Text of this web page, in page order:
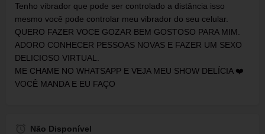
Tenho vibrador que pode ser controlado a distância isso
mesmo você pode controlar meu vibrador do seu celular.
QUERO FAZER VOCE GOZAR BEM GOSTOSO PARA MIM.
ADORO CONHECER PESSOAS NOVAS E FAZER UM SEXO
DELICIOSO VIRTUAL.
ME CHAME NO WHATSAPP E VEJA MEU SHOW DELÍCIA ❤️
VOCÊ MANDA E EU FAÇO
Não Disponível